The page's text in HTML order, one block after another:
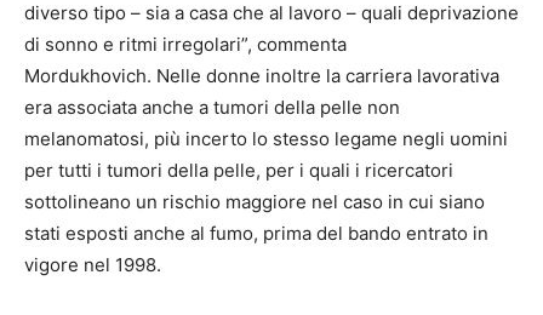
diverso tipo – sia a casa che al lavoro – quali deprivazione
di sonno e ritmi irregolari”, commenta
Mordukhovich. Nelle donne inoltre la carriera lavorativa
era associata anche a tumori della pelle non
melanomatosi, più incerto lo stesso legame negli uomini
per tutti i tumori della pelle, per i quali i ricercatori
sottolineano un rischio maggiore nel caso in cui siano
stati esposti anche al fumo, prima del bando entrato in
vigore nel 1998.